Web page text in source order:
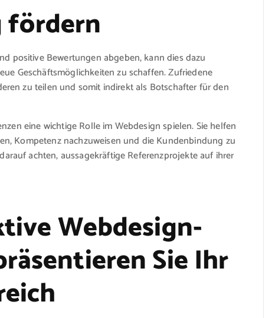
fördern
positive Bewertungen abgeben, kann dies dazu
Geschäftsmöglichkeiten zu schaffen. Zufriedene
zu teilen und somit indirekt als Botschafter für den
eine wichtige Rolle im Webdesign spielen. Sie helfen
Kompetenz nachzuweisen und die Kundenbindung zu
achten, aussagekräftige Referenzprojekte auf ihrer
Webdesign-
Sie Ihr